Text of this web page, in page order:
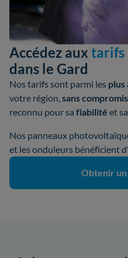
Accédez aux tarifs
dans le Gard
Nos tarifs sont parmi les plus
votre région,sans
reconnu pour sa fiabilité et sa
Nos panneaux
et les onduleurs bénéficient
Obtenir